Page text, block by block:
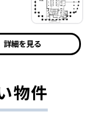
詳細を見る
物件